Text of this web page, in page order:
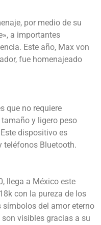
por medio de su
a importantes
Este año, Max von
fue homenajeado
que no requiere
y ligero peso
dispositivo es
teléfonos Bluetooth.
llega a México este
con la pureza de los
símbolos del amor eterno
visibles gracias a su